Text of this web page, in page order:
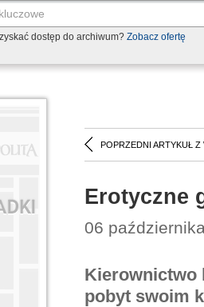
dostęp do archiwum? Zobacz ofertę
POPRZEDNI ARTYKUŁ Z
Erotyczne
06
Kierownictwo
pobyt swoim